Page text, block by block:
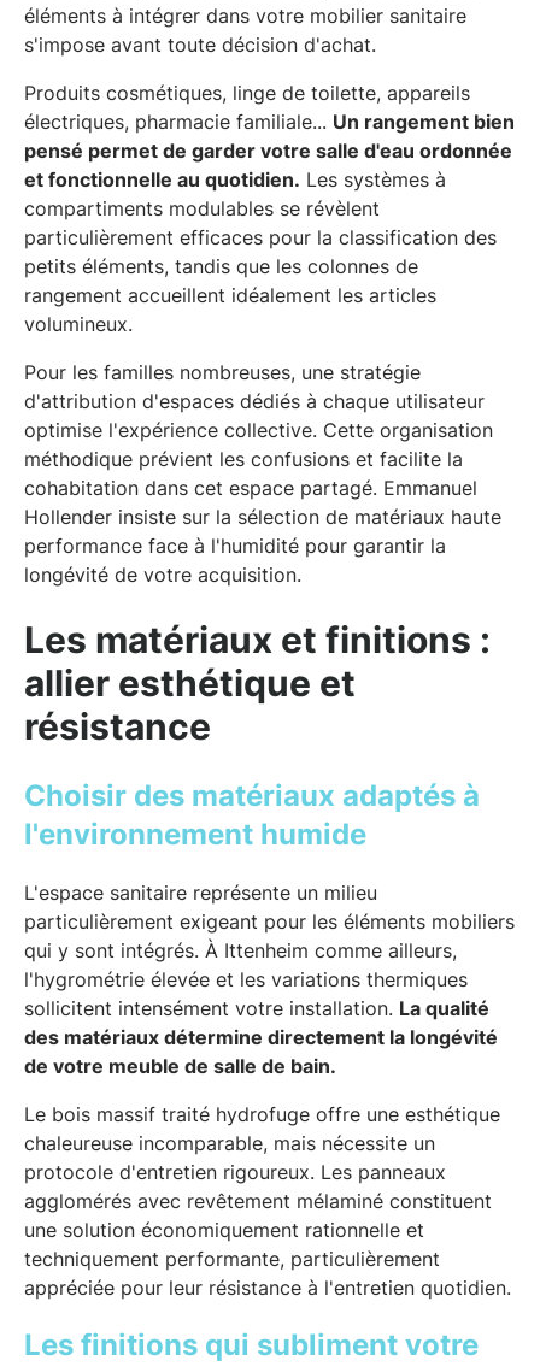
éléments à intégrer dans votre mobilier sanitaire
s'impose avant toute décision d'achat.
Produits cosmétiques, linge de toilette, appareils
électriques, pharmacie familiale... Un rangement bien
pensé permet de garder votre salle d'eau ordonnée
et fonctionnelle au quotidien. Les systèmes à
compartiments modulables se révèlent
particulièrement efficaces pour la classification des
petits éléments, tandis que les colonnes de
rangement accueillent idéalement les articles
volumineux.
Pour les familles nombreuses, une stratégie
d'attribution d'espaces dédiés à chaque utilisateur
optimise l'expérience collective. Cette organisation
méthodique prévient les confusions et facilite la
cohabitation dans cet espace partagé. Emmanuel
Hollender insiste sur la sélection de matériaux haute
performance face à l'humidité pour garantir la
longévité de votre acquisition.
Les matériaux et finitions :
allier esthétique et
résistance
Choisir des matériaux adaptés à
l'environnement humide
L'espace sanitaire représente un milieu
particulièrement exigeant pour les éléments mobiliers
qui y sont intégrés. À Ittenheim comme ailleurs,
l'hygrométrie élevée et les variations thermiques
sollicitent intensément votre installation. La qualité
des matériaux détermine directement la longévité
de votre meuble de salle de bain.
Le bois massif traité hydrofuge offre une esthétique
chaleureuse incomparable, mais nécessite un
protocole d'entretien rigoureux. Les panneaux
agglomérés avec revêtement mélaminé constituent
une solution économiquement rationnelle et
techniquement performante, particulièrement
appréciée pour leur résistance à l'entretien quotidien.
Les finitions qui subliment votre